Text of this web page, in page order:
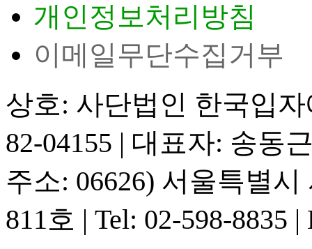
개인정보처리방침
이메일무단수집거부
상호: 사단법인 한국입
82-04155 | 대표자: 송동
주소: 06626) 서울특별
811호 | Tel: 02-598-8835 |